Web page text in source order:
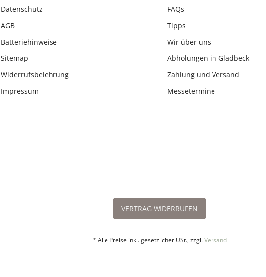
Datenschutz
AGB
Batteriehinweise
Sitemap
Widerrufsbelehrung
Impressum
FAQs
Tipps
Wir über uns
Abholungen in Gladbeck
Zahlung und Versand
Messetermine
VERTRAG WIDERRUFEN
* Alle Preise inkl. gesetzlicher USt., zzgl.Versand